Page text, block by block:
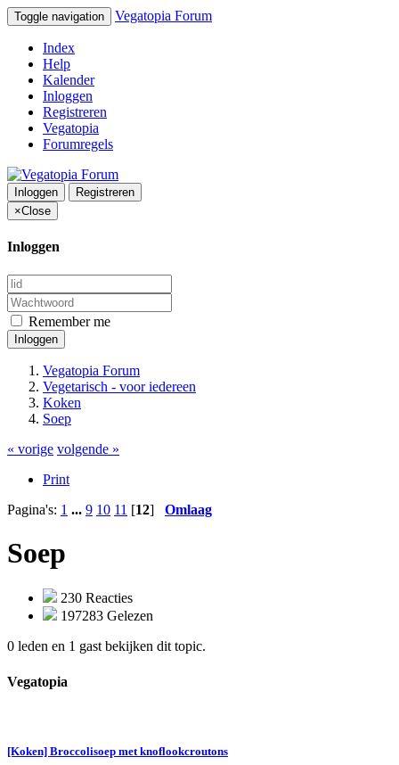
Toggle navigation Vegatopia Forum
Index
Help
Kalender
Inloggen
Registreren
Vegatopia
Forumregels
Inloggen
Registreren
×Close
Inloggen
Remember me
Inloggen
Vegatopia Forum
Vegetarisch - voor iedereen
Koken
Soep
« vorige volgende »
Print
Pagina's: 1 ... 9 10 11 [12] Omlaag
Soep
230 Reacties
197283 Gelezen
0 leden en 1 gast bekijken dit topic.
Vegatopia
[Koken] Broccolisoep met knoflookcroutons